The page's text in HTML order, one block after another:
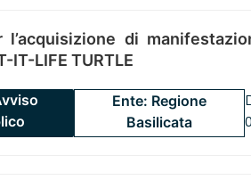
l’acquisizione di
IT-LIFE TURTLE
Ente: Regione
Basilicata